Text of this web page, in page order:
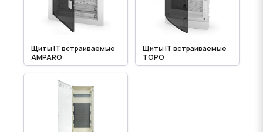
Щиты IT встраиваемые
AMPARO
Щиты IT встраиваемые
TOPO